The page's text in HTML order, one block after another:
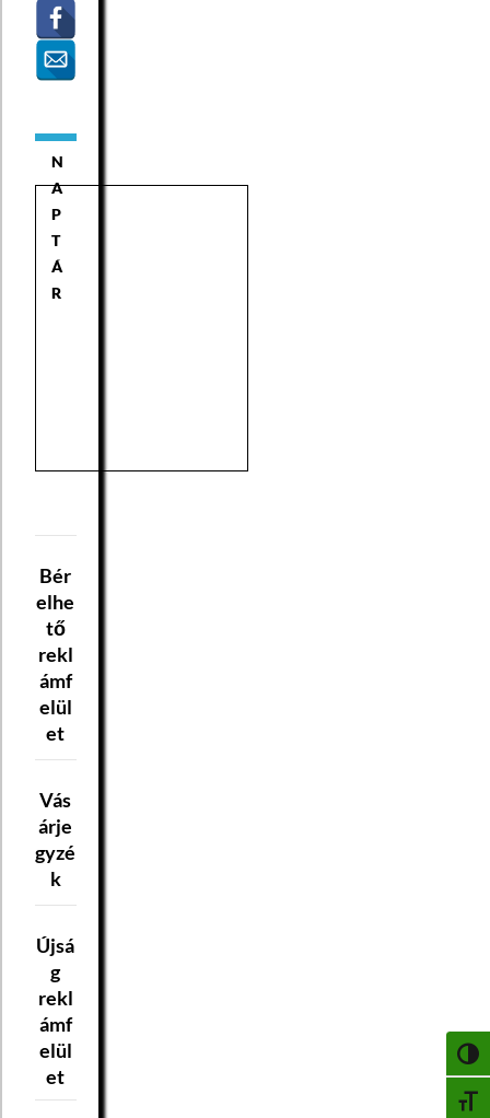
N
A
P
T
Á
R
Bér
elhe
tő
rekl
ámf
elül
et
Vás
árje
gyzé
k
Újsá
g
rekl
ámf
elül
et